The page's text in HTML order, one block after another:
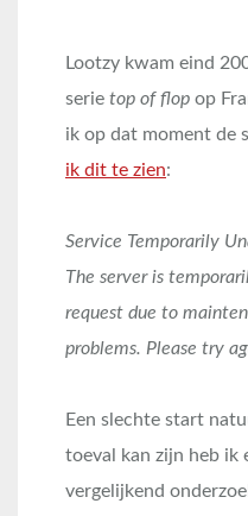
Lootzy kwam eind
serie top of flop op
ik op dat moment de
ik dit te zien:
Service Temporarily
The server is
request due to
problems. Please try
Een slechte start
toeval kan zijn heb ik
vergelijkend